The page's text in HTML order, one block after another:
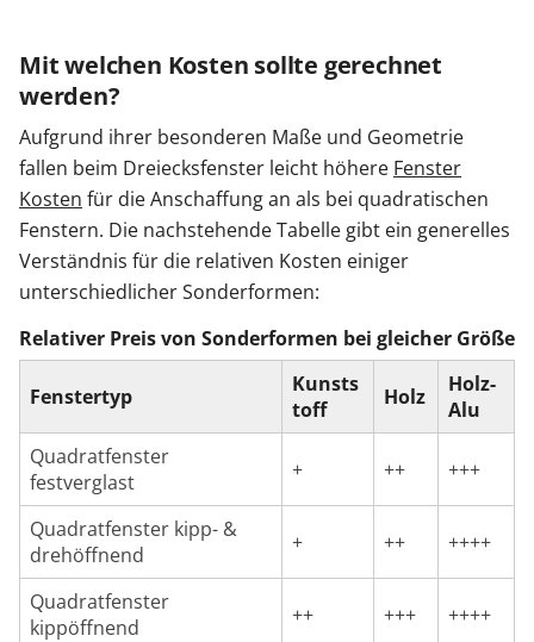
Mit welchen Kosten sollte gerechnet
werden?
Aufgrund ihrer besonderen Maße und Geometrie
fallen beim Dreiecksfenster leicht höhere Fenster
Kosten für die Anschaffung an als bei quadratischen
Fenstern. Die nachstehende Tabelle gibt ein generelles
Verständnis für die relativen Kosten einiger
unterschiedlicher Sonderformen:
Relativer Preis von Sonderformen bei gleicher Größe
Fenstertyp
Kunsts
toff
Holz
Holz-
Alu
Quadratfenster
festverglast
+ ++ +++
Quadratfenster kipp- &
drehöffnend
+ ++ ++++
Quadratfenster
kippöffnend
++ +++ ++++